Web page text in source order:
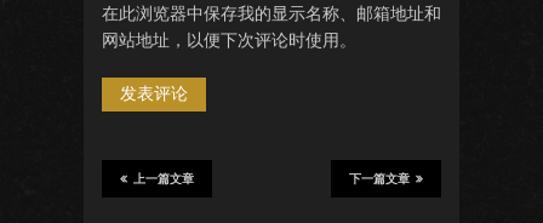
在此浏览器中保存我的显示名称、邮箱地址和
网站地址，以便下次评论时使用。
下一篇文章
上一篇文章